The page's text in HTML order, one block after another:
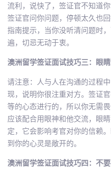
流利，说快了，签证官不知道
签证官问你问题，停顿太久也
指南提示，当你没听清问题时
遍，切忌无动于衷。
澳洲留学签证面试技巧三：眼
请注意：人与人在沟通的过程
现，说明你很注重对方。签证
等的心态进行的，所以你无需
应该配合用眼神和他交流，眼
定，它会影响考官对你的信赖
到你的心灵是敞开的。
澳洲留学签证面试技巧四：不